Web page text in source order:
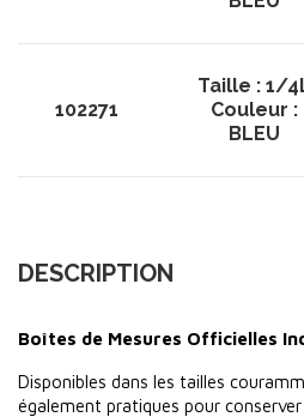
102271
Taille : 1/
Couleur :
BLEU
DESCRIPTION
Boîtes de Mesures Officielles
Disponibles dans les tailles
également pratiques pour